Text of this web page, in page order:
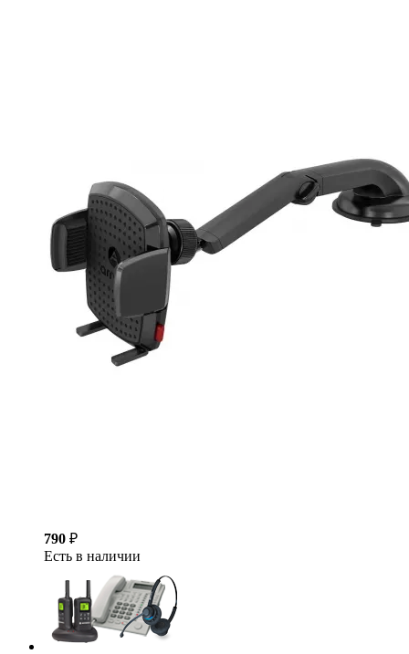
790 ₽
Есть в наличии